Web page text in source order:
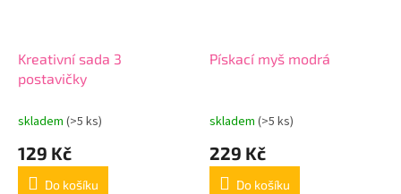
Kreativní sada 3
postavičky
skladem (>5 ks)
129 Kč
Do košíku
Pískací myš modrá
skladem (>5 ks)
229 Kč
Do košíku